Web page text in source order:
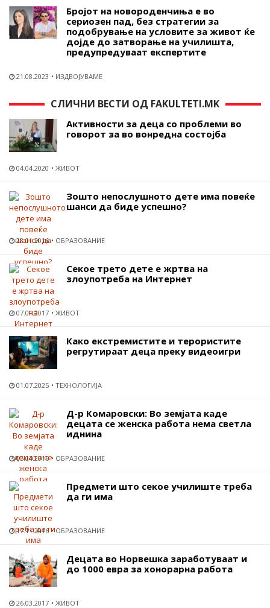
Бројот на новороденчиња е во
сериозен пад, без стратегии за
подобрување на условите за живот ќе
дојде до затворање на училишта,
предупредуваат експертите
21.08.2023 ИЗДВОЈУВАМЕ
СЛИЧНИ ВЕСТИ ОД FAKULTETI.MK
Активности за деца со проблеми во
говорот за во вонредна состојба
04.04.2020 ЖИВОТ
Зошто непослушното дете има повеќе
шанси да биде успешно?
28.01.2016 ОБРАЗОВАНИЕ
Секое трето дете е жртва на
злоупотреба на Интернет
07.01.2017 ЖИВОТ
Како екстремистите и терористите
регрутираат деца преку видеоигри
01.07.2025 ТЕХНОЛОГИЈА
Д-р Комаровски: Во земјата каде
децата се женска работа нема светла
иднина
05.04.2016 ОБРАЗОВАНИЕ
Предмети што секое училиште треба
да ги има
17.11.2016 ОБРАЗОВАНИЕ
Децата во Норвешка заработуваат и
до 1000 евра за хонорарна работа
26.03.2017 ЖИВОТ